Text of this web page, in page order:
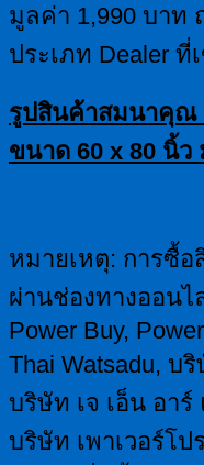
มูลค่า 1,990 บาท
ประเภท Dealer
รูปสินค้าสมนาคุณ
ขนาด 60 x 80 นิ้ว
หมายเหตุ: การซื้
ผ่านช่องทางออนไ
Power Buy,
Thai Watsadu, บ
บริษัท เจ เอ็น อา
บริษัท เพาเวอร์โ